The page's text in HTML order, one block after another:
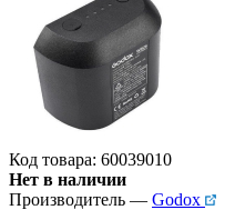
Код товара: 60039010
Нет в наличии
Производитель — Godox